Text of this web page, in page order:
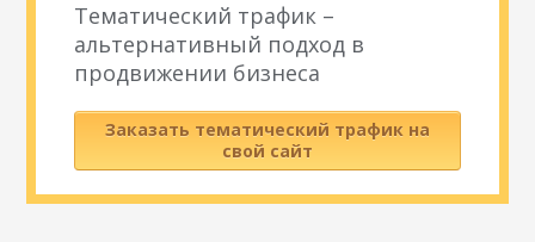
Тематический трафик –
альтернативный подход в
продвижении бизнеса
Заказать тематический трафик на
свой сайт